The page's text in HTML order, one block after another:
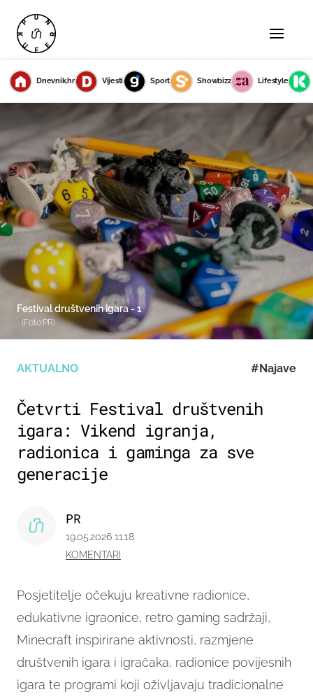
Dnevnik.hr Vijesti Sport Showbizz Lifestyle
AKTUALNO #Najave
Četvrti Festival društvenih
igara: Vikend igranja,
radionica i gaminga za sve
generacije
Posjetitelje očekuju kreativne radionice,
edukativne igraonice, retro gaming sadržaji,
Minecraft inspirirane aktivnosti, razmjene
društvenih igara i igračaka, radionice povijesnih
igara te programi koji oživljavaju tradicionalne
PR
19.05.2026 11:18
KOMENTARI
Festival društvenih igara - 1
(Foto:PR)